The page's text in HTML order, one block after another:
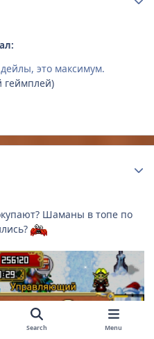
это максимум.
геймплей)
Шаманы в топе по
Search Menu